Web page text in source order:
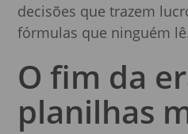
decisões que trazem
fórmulas que ninguém
O fim da
planilhas